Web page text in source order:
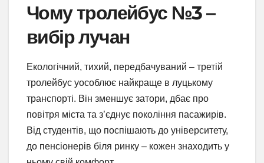
Чому тролейбус №3 –
вибір лучан
Екологічний, тихий, передбачуваний – третій
тролейбус уособлює найкраще в луцькому
транспорті. Він зменшує затори, дбає про
повітря міста та з’єднує покоління пасажирів.
Від студентів, що поспішають до університету,
до пенсіонерів біля ринку – кожен знаходить у